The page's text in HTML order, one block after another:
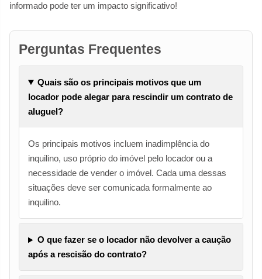
informado pode ter um impacto significativo!
Perguntas Frequentes
Quais são os principais motivos que um
locador pode alegar para rescindir um contrato de
aluguel?
Os principais motivos incluem inadimplência do
inquilino, uso próprio do imóvel pelo locador ou a
necessidade de vender o imóvel. Cada uma dessas
situações deve ser comunicada formalmente ao
inquilino.
O que fazer se o locador não devolver a caução
após a rescisão do contrato?